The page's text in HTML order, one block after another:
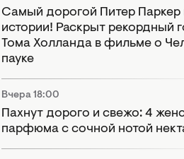
Самый дорогой Питер Паркер
истории! Раскрыт рекордный
Тома Холланда в фильме о
пауке
Вчера 18:00
Пахнут дорого и свежо: 4
парфюма с сочной нотой